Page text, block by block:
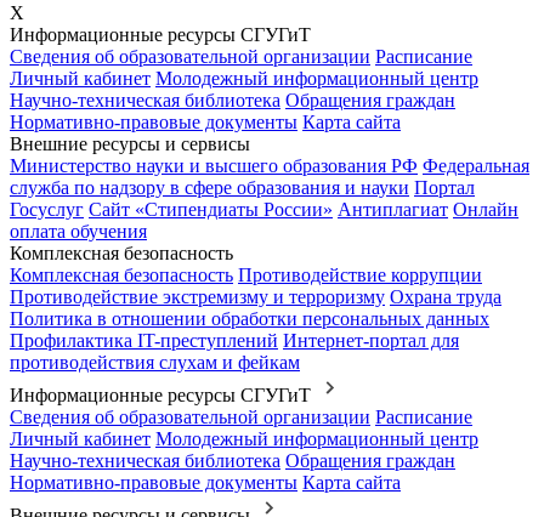
X
Информационные ресурсы СГУГиТ
Сведения об образовательной организации Расписание
Личный кабинет Молодежный информационный центр
Научно-техническая библиотека Обращения граждан
Нормативно-правовые документы Карта сайта
Внешние ресурсы и сервисы
Министерство науки и высшего образования РФ Федеральная
служба по надзору в сфере образования и науки Портал
Госуслуг Сайт «Стипендиаты России» Антиплагиат Онлайн
оплата обучения
Комплексная безопасность
Комплексная безопасность Противодействие коррупции
Противодействие экстремизму и терроризму Охрана труда
Политика в отношении обработки персональных данных
Профилактика IT-преступлений Интернет-портал для
противодействия слухам и фейкам
Информационные ресурсы СГУГиТ
Сведения об образовательной организации Расписание
Личный кабинет Молодежный информационный центр
Научно-техническая библиотека Обращения граждан
Нормативно-правовые документы Карта сайта